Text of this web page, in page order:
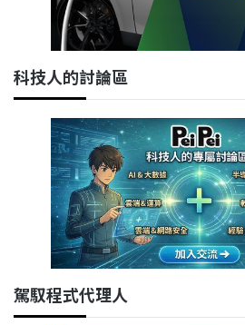
科技人的討論區
駕馭程式代理人